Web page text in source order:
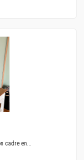
cadre en...